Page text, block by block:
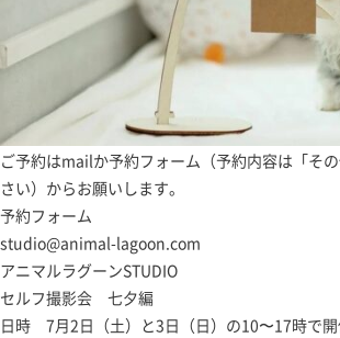
ご予約はmailか予約フォーム（予約内容は「そ
さい）からお願いします。
予約フォーム
studio@animal-lagoon.com
アニマルラグーンSTUDIO
セルフ撮影会 七夕編
日時 7月2日（土）と3日（日）の10〜17時で開